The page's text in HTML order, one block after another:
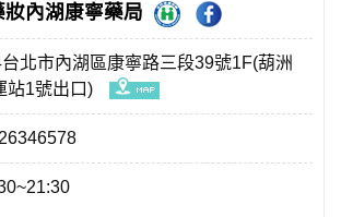
內湖康寧藥局
北市內湖區康寧路三段39號1F(葫洲
站1號出口)